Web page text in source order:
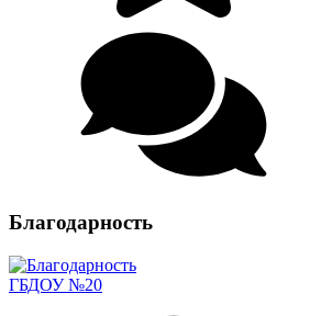
Благодарность
ГБДОУ №20